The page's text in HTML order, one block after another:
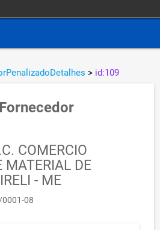
> id:109
COMERCIO
MATERIAL DE
- ME
08